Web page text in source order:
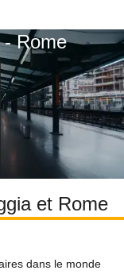
- Rome
et Rome
dans le monde